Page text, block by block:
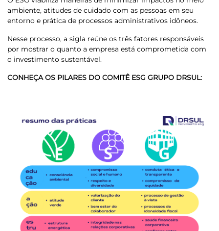
ambiente, atitudes de cuidado com as pessoas em seu
entorno e prática de processos administrativos idôneos.
Nesse processo, a sigla reúne os três fatores responsáveis
por mostrar o quanto a empresa está comprometida com
o investimento sustentável.
CONHEÇA OS PILARES DO COMITÊ ESG GRUPO DRSUL: